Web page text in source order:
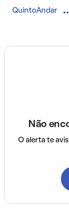
QuintoAndar
Não
O alerta te